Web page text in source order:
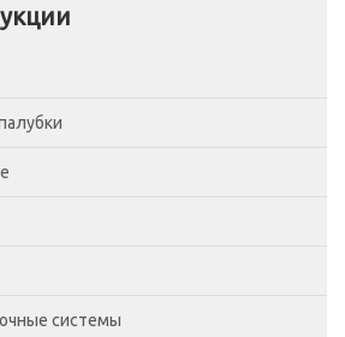
0.7
250/1.2системы